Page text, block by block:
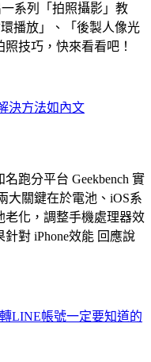
系列「拍照攝影」教
播放」、「後製人像光
技巧，快來看看吧！
決方法如內文
跑分平台 Geekbench 實
大關鍵在於電池、iOS系
老化，調整手機處理器效
對 iPhone效能 回應說
轉LINE帳號一定要知道的